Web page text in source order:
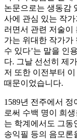
논문으로는 생동감
사에 관심 있는 작
러면서 관련 저술이
가는 위대한 작가가
수 있다’는 말을 인
다. 그날 선선히 제
저 또한 이전부터
때문이었습니다.
1589년 전주에서 정
로써 수백 명이 희
는 학계에서도 그동
송익필 등의 음모론